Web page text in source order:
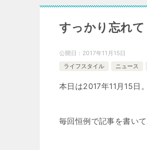
すっかり忘れて
公開日： 2017年11月15日
ライフスタイル
ニュース
本日は2017年11月15日。
毎回恒例で記事を書い